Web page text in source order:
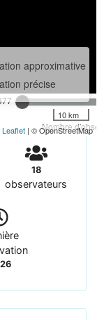
Nombre
approximative
précise
10 km
Leaflet | © OpenStreetMap
18
observateurs